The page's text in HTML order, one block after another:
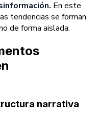
En este
tendencias se forman
de forma aislada.
narrativa